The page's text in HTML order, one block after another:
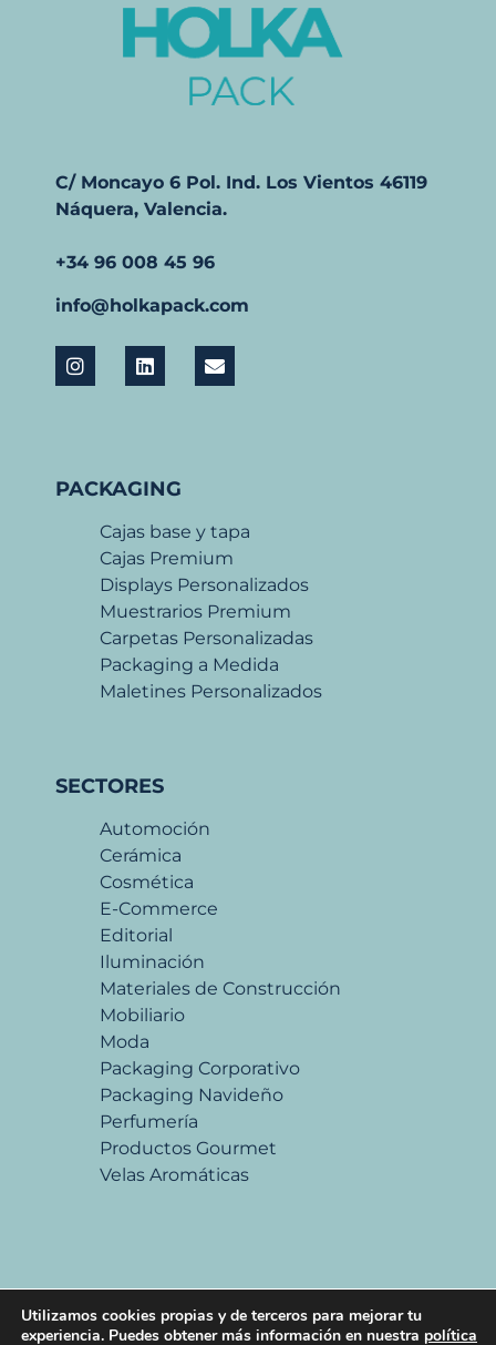
C/ Moncayo 6 Pol. Ind. Los Vientos 46119
Náquera, Valencia.
+34 96 008 45 96
info@holkapack.com
PACKAGING
Cajas base y tapa
Cajas Premium
Displays Personalizados
Muestrarios Premium
Carpetas Personalizadas
Packaging a Medida
Maletines Personalizados
SECTORES
Automoción
Cerámica
Cosmética
E-Commerce
Editorial
Iluminación
Materiales de Construcción
Mobiliario
Moda
Packaging Corporativo
Packaging Navideño
Perfumería
Productos Gourmet
Velas Aromáticas
Utilizamos cookies propias y de terceros para mejorar tu
experiencia. Puedes obtener más información en nuestra política